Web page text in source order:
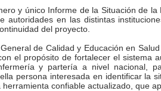
y único Informe de la Situación de
autoridades en las distintas
del proyecto.
de Calidad y Educación en
el propósito de fortalecer el sistema
y partería a nivel nacional,
persona interesada en identificar la
confiable actualizado, que